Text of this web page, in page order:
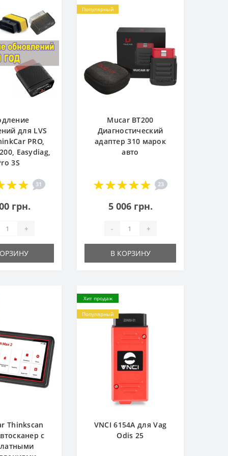
для LVS
PRO,
Easydiag,
3S
31
грн.
+
Популярный
Mucar BT200
Диагностический
адаптер 310 марок
авто
23
5 006 грн.
- +
В КОРЗИНУ
Thinkscan
с
Хит продаж
Популярный
VNCI 6154A для Vag
Odis 25